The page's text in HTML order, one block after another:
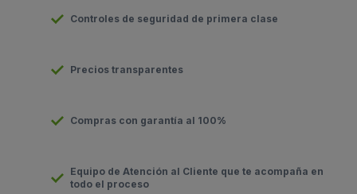
Controles de seguridad de primera clase
Precios transparentes
Compras con garantía al 100%
Equipo de Atención al Cliente que te acompaña en
todo el proceso